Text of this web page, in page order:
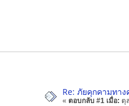
Re: ภัยคุกคามทา
« ตอบกลับ #1 เมื่อ: ตุ